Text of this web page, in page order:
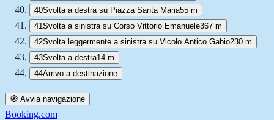
40Svolta a destra su Piazza Santa Maria55 m
41Svolta a sinistra su Corso Vittorio Emanuele367 m
42Svolta leggermente a sinistra su Vicolo Antico Gabio230 m
43Svolta a destra14 m
44Arrivo a destinazione
🧭 Avvia navigazione
Booking.com